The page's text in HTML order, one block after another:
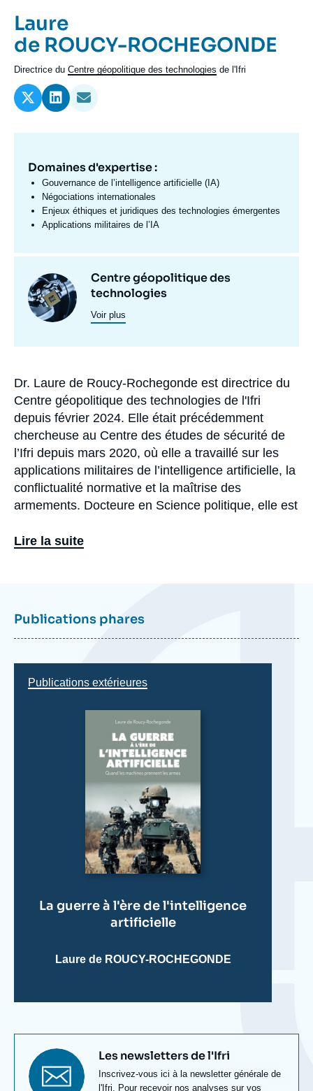
Nous soutenir
Prénom
de
l'expert
Laure
Nom
de
l'expert
de ROUCY-ROCHEGONDE
Intitulé
du
poste
Directrice du Centre géopolitique des technologies de l'Ifri
Domaine
d'expertises
Fr
Domaines d'expertise :
Gouvernance de l’intelligence artificielle (IA)
Négociations internationales
Enjeux éthiques et juridiques des technologies émergentes
Applications militaires de l’IA
programmes
Image
principale
Centre géopolitique des
technologies
Voir plus
Biographie
Dr. Laure de Roucy-Rochegonde est directrice du
Centre géopolitique des technologies de l'Ifri
depuis février 2024. Elle était précédemment
chercheuse au Centre des études de sécurité de
l’Ifri depuis mars 2020, où elle a travaillé sur les
applications militaires de l’intelligence artificielle, la
conflictualité normative et la maîtrise des
armements. Docteure en Science politique, elle est
recherches internationales (CERI, Sciences
Parallèlement à ses activités de recherche, elle
armements à Sciences Po Paris et à l’Université
Paris 2 Panthéon-Assas. Elle est par ailleurs
titulaire d'un master de politiques publiques et d'un
de Sciences Po Paris, au cours duquel
elle a passé une année au département de War
Studies de King's College à Londres.
Lire la suite
unePublications phares
Publications extérieures
La guerre à l'ère de l'intelligence
artificielle
Laure de ROUCY-ROCHEGONDE
Titre
newsletter
Les newsletters de l'Ifri
Texte
Newsletter
Inscrivez-vous ici à la newsletter générale de
l'Ifri. Pour recevoir nos analyses sur vos